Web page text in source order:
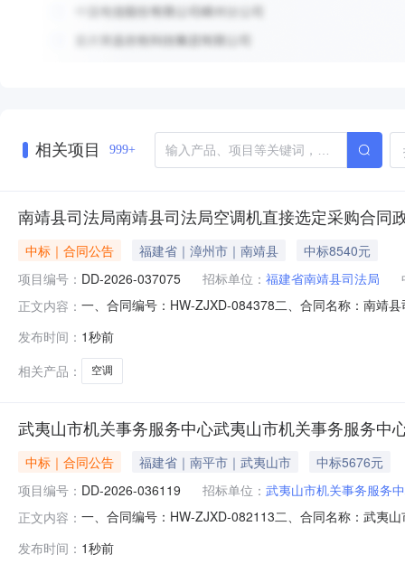
相关项目 999+
南靖县司法局南靖县司法局空调机直接选定采购合同
中标｜合同公告 福建省｜漳州市｜南靖县
中标8540元
项目编号： DD-2026-037075 招标单位： 福建省南靖县司法局
正文内容： 一、合同编号：HW-ZJXD-084378二、合同名称：南靖
5号联系方式：18059625962六、合同主要信息主要标
发布时间： 1秒前
相关产品：
空调
武夷山市机关事务服务中心武夷山市机关事务服务中
中标｜合同公告 福建省｜南平市｜武夷山市
中标5676元
项目编号： DD-2026-036119 招标单位： 武夷山市机关事务服务
正文内容： 一、合同编号：HW-ZJXD-082113二、合同名称：武夷
地址：武夷山市清献大道189号B6幢15号店联系方式：
发布时间： 1秒前